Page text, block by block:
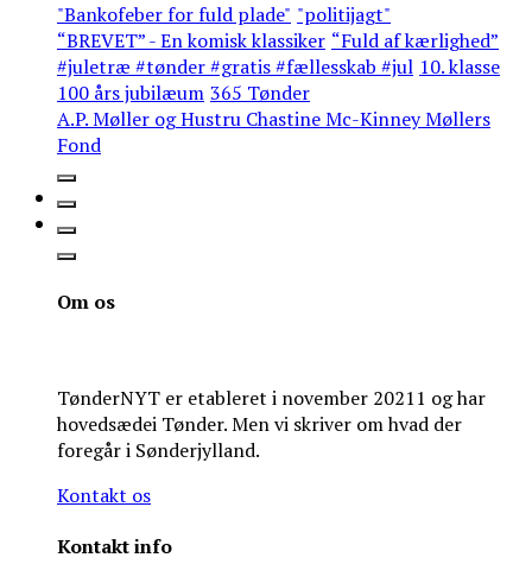
"Bankofeber for fuld plade" "politijagt"
“BREVET” - En komisk klassiker “Fuld af kærlighed”
#juletræ #tønder #gratis #fællesskab #jul 10. klasse
100 års jubilæum 365 Tønder
A.P. Møller og Hustru Chastine Mc-Kinney Møllers
Fond
Om os
TønderNYT er etableret i november 20211 og har
hovedsædei Tønder. Men vi skriver om hvad der
foregår i Sønderjylland.
Kontakt os
Kontakt info